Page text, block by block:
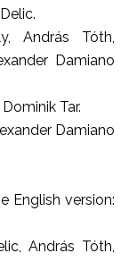
András Tóth,
Damiano
Tar.
Damiano
English version:
András Tóth,